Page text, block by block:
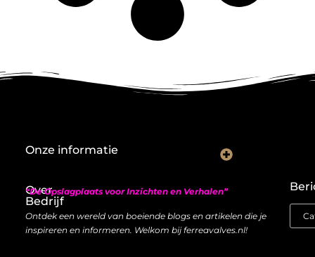
Over
Bedrijf
“De Opslagplaats voor Inzichten en Verhalen”
Ontdek een wereld van boeiende blogs en artikelen die je
inspireren en informeren. Welkom bij ferreavalves.nl!
Onze informatie